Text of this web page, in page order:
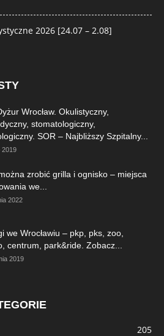
2026 [24.07 – 2.08]
Wrocław. Okulistyczny,
stomatologiczny,
SOR – Najbliższy Szpitalny...
2019
zrobić grilla i ognisko – miejsca
we...
2022
we Wrocławiu – pkp, pks, zoo,
centrum, park&ride. Zobacz...
2019
205